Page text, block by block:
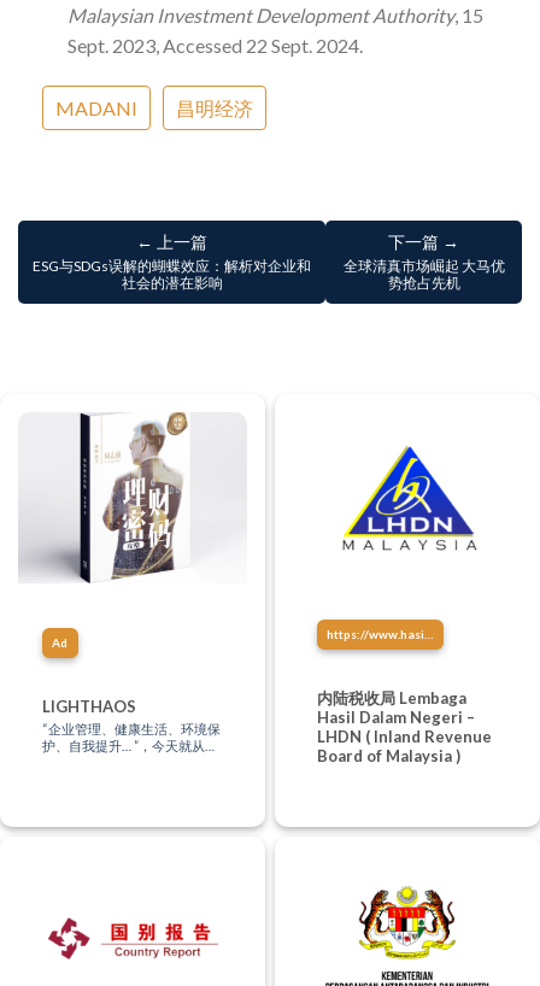
Malaysian Investment Development Authority, 15
Sept. 2023, Accessed 22 Sept. 2024.
MADANI 昌明经济
← 上一篇
ESG与SDGs误解的蝴蝶效应：解析对企业和
社会的潜在影响
下一篇 →
全球清真市场崛起 大马优
势抢占先机
Ad
LIGHTHAOS
“企业管理、健康生活、环境保
护、自我提升… ”，今天就从这
内陆税收局 Lembaga
Hasil Dalam Negeri –
LHDN ( Inland Revenue
Board of Malaysia )